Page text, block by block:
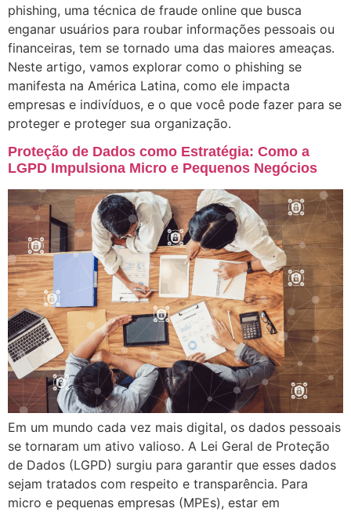
phishing, uma técnica de fraude online que busca
enganar usuários para roubar informações pessoais ou
financeiras, tem se tornado uma das maiores ameaças.
Neste artigo, vamos explorar como o phishing se
manifesta na América Latina, como ele impacta
empresas e indivíduos, e o que você pode fazer para se
proteger e proteger sua organização.
Proteção de Dados como Estratégia: Como a
LGPD Impulsiona Micro e Pequenos Negócios
Em um mundo cada vez mais digital, os dados pessoais
se tornaram um ativo valioso. A Lei Geral de Proteção
de Dados (LGPD) surgiu para garantir que esses dados
sejam tratados com respeito e transparência. Para
micro e pequenas empresas (MPEs), estar em